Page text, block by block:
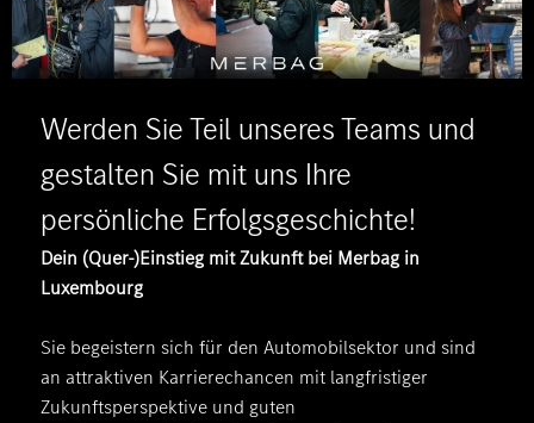
Werden Sie Teil unseres Teams und
gestalten Sie mit uns Ihre
persönliche Erfolgsgeschichte!
Dein (Quer-)Einstieg mit Zukunft bei Merbag in
Luxembourg
Sie begeistern sich für den Automobilsektor und sind
an attraktiven Karrierechancen mit langfristiger
Zukunftsperspektive und guten